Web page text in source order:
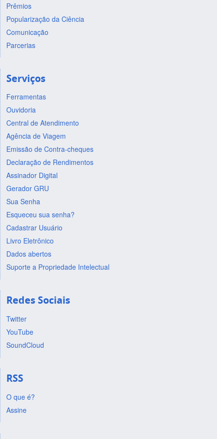
Prêmios
Popularização da Ciência
Comunicação
Parcerias
Serviços
Ferramentas
Ouvidoria
Central de Atendimento
Agência de Viagem
Emissão de Contra-cheques
Declaração de Rendimentos
Assinador Digital
Gerador GRU
Sua Senha
Esqueceu sua senha?
Cadastrar Usuário
Livro Eletrônico
Dados abertos
Suporte a Propriedade Intelectual
Redes Sociais
Twitter
YouTube
SoundCloud
RSS
O que é?
Assine